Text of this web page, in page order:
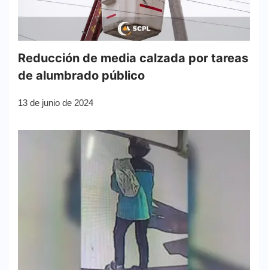
Reducción de media calzada por tareas
de alumbrado público
13 de junio de 2024